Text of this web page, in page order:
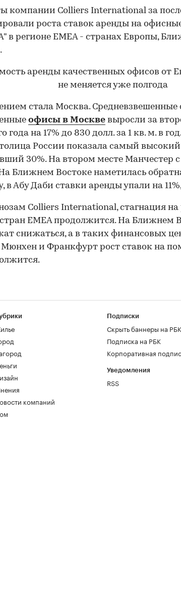
компании Colliers International за
роста ставок аренды на
в регионе EMEA - странах Европы,
стала Москва. Средневзвешенные
офисы в Москве выросли за
года на 17% до 830 долл. за 1 кв. м. в
России показала самый высокий
30%. На втором месте Манчестер
Ближнем Востоке наметилась
в Абу Даби ставки аренды упали на
Colliers International, стагнация
EMEA продолжится. На Ближнем
снижаться, а в таких финансовых
и Франкфурт рост ставок на
компаний
Подписки
Скрыть баннеры на РБК
Подписка на РБК
Корпоративная
Уведомления
RSS